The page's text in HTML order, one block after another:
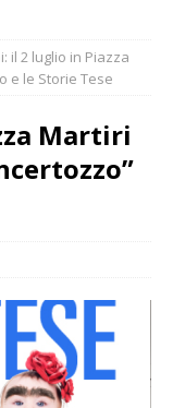
il 2 luglio in Piazza
e le Storie Tese
Martiri